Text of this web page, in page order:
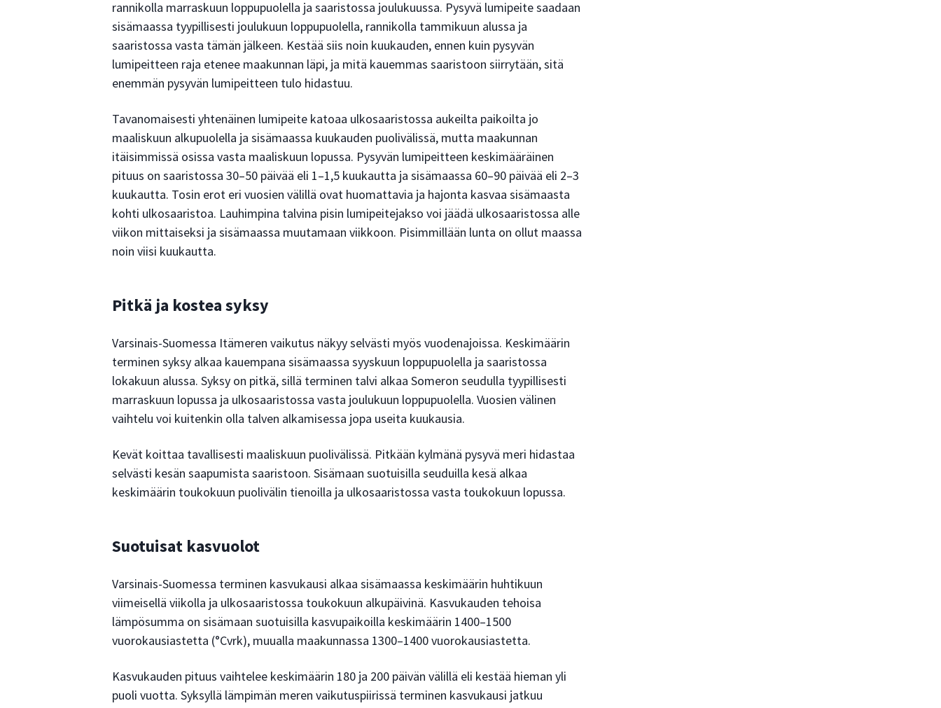
rannikolla marraskuun loppupuolella ja saaristossa joulukuussa. Pysyvä lumipeite saadaan
sisämaassa tyypillisesti joulukuun loppupuolella, rannikolla tammikuun alussa ja
saaristossa vasta tämän jälkeen. Kestää siis noin kuukauden, ennen kuin pysyvän
lumipeitteen raja etenee maakunnan läpi, ja mitä kauemmas saaristoon siirrytään, sitä
enemmän pysyvän lumipeitteen tulo hidastuu.
Tavanomaisesti yhtenäinen lumipeite katoaa ulkosaaristossa aukeilta paikoilta jo
maaliskuun alkupuolella ja sisämaassa kuukauden puolivälissä, mutta maakunnan
itäisimmissä osissa vasta maaliskuun lopussa. Pysyvän lumipeitteen keskimääräinen
pituus on saaristossa 30–50 päivää eli 1–1,5 kuukautta ja sisämaassa 60–90 päivää eli 2–3
kuukautta. Tosin erot eri vuosien välillä ovat huomattavia ja hajonta kasvaa sisämaasta
kohti ulkosaaristoa. Lauhimpina talvina pisin lumipeitejakso voi jäädä ulkosaaristossa alle
viikon mittaiseksi ja sisämaassa muutamaan viikkoon. Pisimmillään lunta on ollut maassa
noin viisi kuukautta.
Pitkä ja kostea syksy
Varsinais-Suomessa Itämeren vaikutus näkyy selvästi myös vuodenajoissa. Keskimäärin
terminen syksy alkaa kauempana sisämaassa syyskuun loppupuolella ja saaristossa
lokakuun alussa. Syksy on pitkä, sillä terminen talvi alkaa Someron seudulla tyypillisesti
marraskuun lopussa ja ulkosaaristossa vasta joulukuun loppupuolella. Vuosien välinen
vaihtelu voi kuitenkin olla talven alkamisessa jopa useita kuukausia.
Kevät koittaa tavallisesti maaliskuun puolivälissä. Pitkään kylmänä pysyvä meri hidastaa
selvästi kesän saapumista saaristoon. Sisämaan suotuisilla seuduilla kesä alkaa
keskimäärin toukokuun puolivälin tienoilla ja ulkosaaristossa vasta toukokuun lopussa.
Suotuisat kasvuolot
Varsinais-Suomessa terminen kasvukausi alkaa sisämaassa keskimäärin huhtikuun
viimeisellä viikolla ja ulkosaaristossa toukokuun alkupäivinä. Kasvukauden tehoisa
lämpösumma on sisämaan suotuisilla kasvupaikoilla keskimäärin 1400–1500
vuorokausiastetta (°Cvrk), muualla maakunnassa 1300–1400 vuorokausiastetta.
Kasvukauden pituus vaihtelee keskimäärin 180 ja 200 päivän välillä eli kestää hieman yli
puoli vuotta. Syksyllä lämpimän meren vaikutuspiirissä terminen kasvukausi jatkuu